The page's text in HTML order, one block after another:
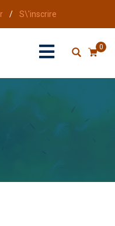
/ S\'inscrire
0